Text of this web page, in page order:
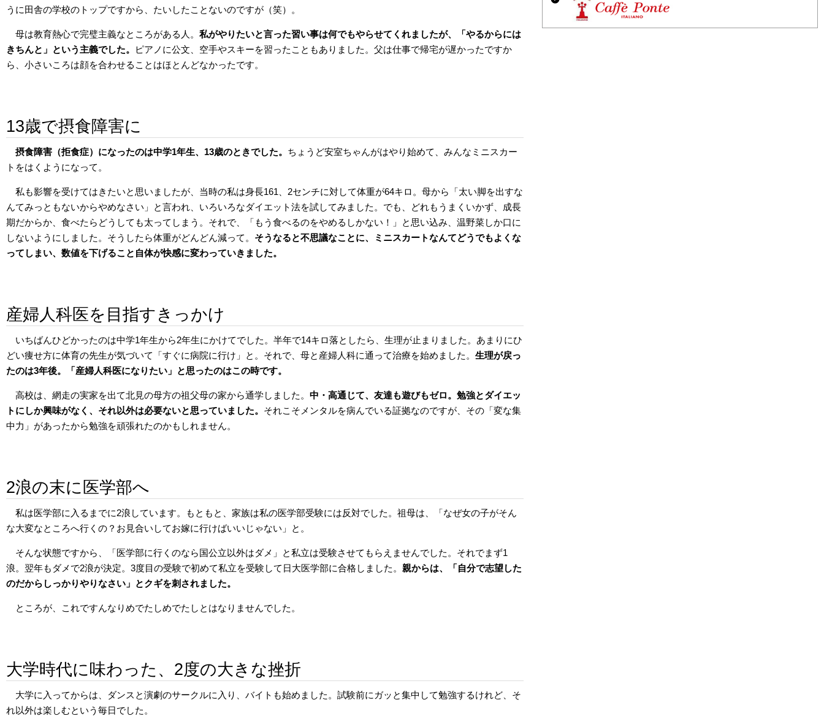
うに田舎の学校のトップですから、たいしたことないのですが（笑）。
母は教育熱心で完璧主義なところがある人。 私がやりたいと言った習い事は何でもやらせてくれましたが、「やるからには
きちんと」という主義でした。
ピアノに公文、空手やスキーを習ったこともありました。父は仕事で帰宅が遅かったですか
ら、小さいころは顔を合わせることはほとんどなかったです。
13歳で摂食障害に
摂食障害（拒食症）になったのは中学1年生、13歳のときでした。 ちょうど安室ちゃんがはやり始めて、みんなミニスカー
トをはくようになって。
私も影響を受けてはきたいと思いましたが、当時の私は身長161、2センチに対して体重が64キロ。母から「太い脚を出すな
んてみっともないからやめなさい」と言われ、いろいろなダイエット法を試してみました。でも、どれもうまくいかず、成長
期だからか、食べたらどうしても太ってしまう。それで、「もう食べるのをやめるしかない！」と思い込み、温野菜しか口に
しないようにしました。そうしたら体重がどんどん減って。 そうなると不思議なことに、ミニスカートなんてどうでもよくな
ってしまい、数値を下げること自体が快感に変わっていきました。
産婦人科医を目指すきっかけ
いちばんひどかったのは中学1年生から2年生にかけてでした。半年で14キロ落としたら、生理が止まりました。あまりにひ
どい痩せ方に体育の先生が気づいて「すぐに病院に行け」と。それで、母と産婦人科に通って治療を始めました。 生理が戻っ
たのは3年後。「産婦人科医になりたい」と思ったのはこの時です。
高校は、網走の実家を出て北見の母方の祖父母の家から通学しました。 中・高通じて、友達も遊びもゼロ。勉強とダイエッ
トにしか興味がなく、それ以外は必要ないと思っていました。 それこそメンタルを病んでいる証拠なのですが、その「変な集
中力」があったから勉強を頑張れたのかもしれません。
2浪の末に医学部へ
私は医学部に入るまでに2浪しています。もともと、家族は私の医学部受験には反対でした。祖母は、「なぜ女の子がそん
な大変なところへ行くの？お見合いしてお嫁に行けばいいじゃない」と。
そんな状態ですから、「医学部に行くのなら国公立以外はダメ」と私立は受験させてもらえませんでした。それでまず1
浪。翌年もダメで2浪が決定。3度目の受験で初めて私立を受験して日大医学部に合格しました。 親からは、「自分で志望した
のだからしっかりやりなさい」とクギを刺されました。
ところが、これですんなりめでたしめでたしとはなりませんでした。
大学時代に味わった、2度の大きな挫折
大学に入ってからは、ダンスと演劇のサークルに入り、バイトも始めました。試験前にガッと集中して勉強するけれど、そ
れ以外は楽しむという毎日でした。